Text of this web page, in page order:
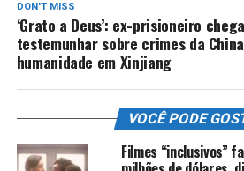
DON'T MISS
‘Grato a Deus’: ex-prisioneiro
testemunhar sobre crimes da
humanidade em Xinjiang
VOCÊ PODE
Filmes “inclusivos”